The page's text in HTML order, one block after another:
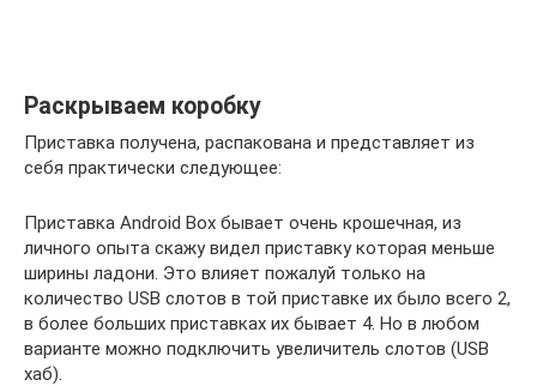
Раскрываем коробку
Приставка получена, распакована и представляет из
себя практически следующее:
Приставка Android Box бывает очень крошечная, из
личного опыта скажу видел приставку которая меньше
ширины ладони. Это влияет пожалуй только на
количество USB слотов в той приставке их было всего 2,
в более больших приставках их бывает 4. Но в любом
варианте можно подключить увеличитель слотов (USB
хаб).